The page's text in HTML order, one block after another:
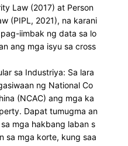
Law (2017) at Person
(PIPL, 2021), na karani
iimbak ng data sa lo
ang mga isyu sa cross
sa Industriya: Sa lara
ng National Co
(NCAC) ang mga ka
Dapat tumugma an
mga hakbang laban s
sa mga korte, kung saa